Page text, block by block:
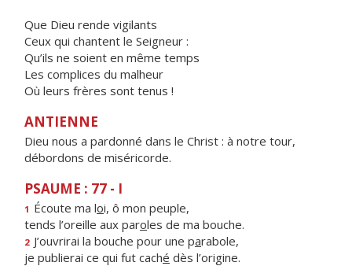
Que Dieu rende vigilants
Ceux qui chantent le Seigneur :
Qu’ils ne soient en même temps
Les complices du malheur
Où leurs frères sont tenus !
ANTIENNE
Dieu nous a pardonné dans le Christ : à notre tour,
débordons de miséricorde.
PSAUME : 77 - I
1 Écoute ma loi, ô mon peuple,
tends l’oreille aux paroles de ma bouche.
2 J’ouvrirai la bouche pour une parabole,
je publierai ce qui fut caché dès l’origine.